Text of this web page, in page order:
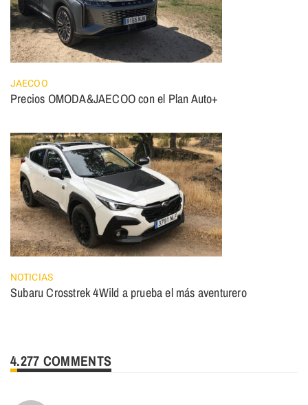
JAECOO
Precios OMODA&JAECOO con el Plan Auto+
NOTICIAS
Subaru Crosstrek 4Wild a prueba el más aventurero
4.277 COMMENTS